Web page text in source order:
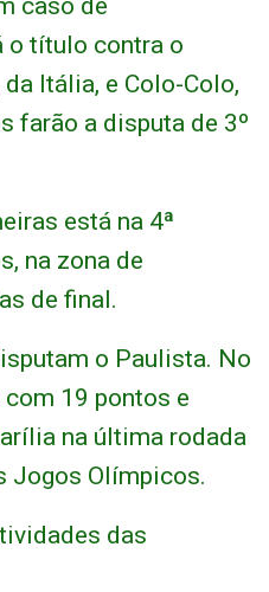
caso de
o título contra o
Itália, e Colo-Colo,
farão a disputa de 3º
está na 4ª
na zona de
de final.
o Paulista. No
19 pontos e
na última rodada
Jogos Olímpicos.
das